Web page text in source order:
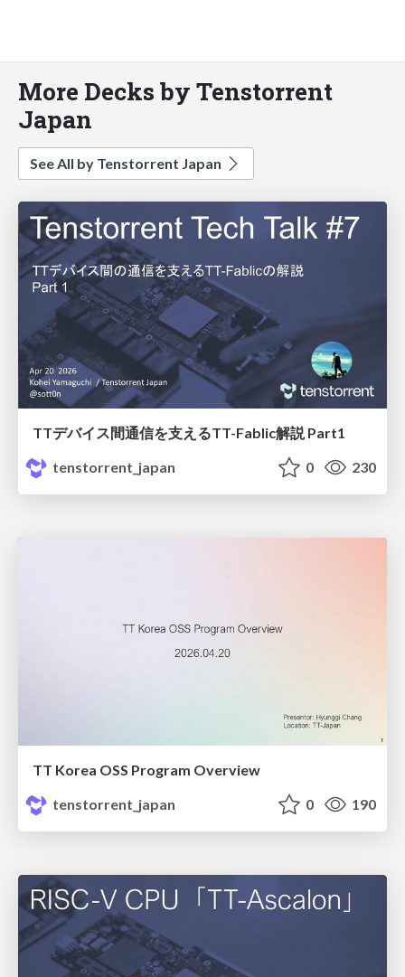
More Decks by Tenstorrent
Japan
See All by Tenstorrent Japan
TTデバイス間通信を支えるTT-Fablic解説 Part1
tenstorrent_japan
0 230
TT Korea OSS Program Overview
tenstorrent_japan
0 190